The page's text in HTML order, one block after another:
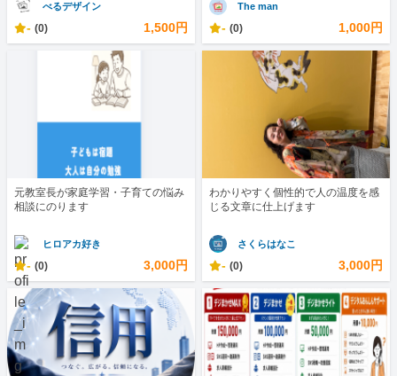
べるデザイン
- (0) 1,500円
The man
- (0) 1,000円
元教室長が家庭学習・子育ての悩み
相談にのります
ヒロアカ好き
- (0) 3,000円
わかりやすく個性的で人の温度を感
じる文章に仕上げます
さくらはなこ
- (0) 3,000円